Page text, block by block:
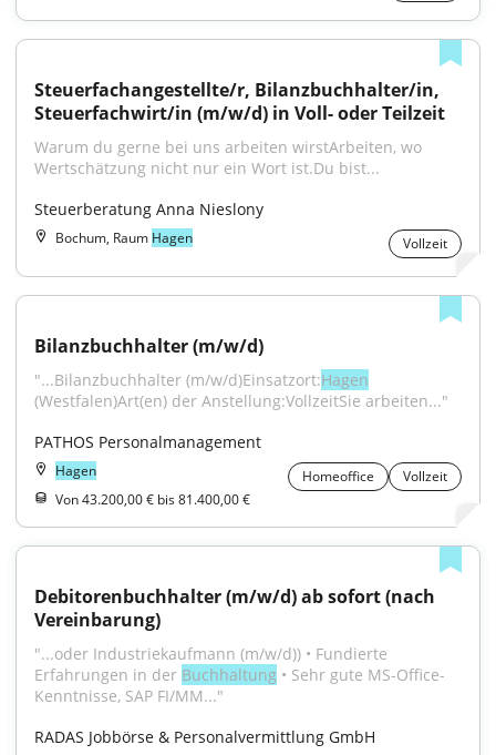
Steuerfachangestellte/r, Bilanzbuchhalter/in,
Steuerfachwirt/in (m/w/d) in Voll- oder Teilzeit
Warum du gerne bei uns arbeiten wirstArbeiten, wo
Wertschätzung nicht nur ein Wort ist.Du bist...
Steuerberatung Anna Nieslony
Bochum, Raum Hagen Vollzeit
Bilanzbuchhalter (m/w/d)
"...Bilanzbuchhalter (m/w/d)Einsatzort:Hagen
(Westfalen)Art(en) der Anstellung:VollzeitSie arbeiten..."
PATHOS Personalmanagement
Hagen Homeoffice
Vollzeit
Von 43.200,00 € bis 81.400,00 €
Debitorenbuchhalter (m/w/d) ab sofort (nach
Vereinbarung)
"...oder Industriekaufmann (m/w/d)) • Fundierte
Erfahrungen in der Buchhal­tung • Sehr gute MS-Office-
Kennt­nisse, SAP FI/MM..."
RADAS Jobbörse & Personalvermittlung GmbH